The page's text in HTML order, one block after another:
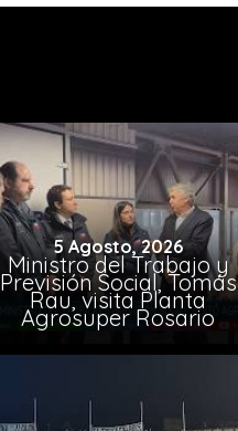
5 Agosto, 2026
Ministro del Trabajo y
Previsión Social, Tomás
Rau, visita Planta
Agrosuper Rosario